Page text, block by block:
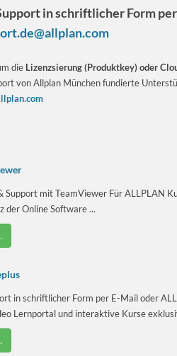
in schriftlicher Form
die Lizenzsierung (Produktkey) oder
von Allplan München fundierte
Support mit TeamViewer Für ALLPLAN
der Online Software ...
in schriftlicher Form per E-Mail oder
Lernportal und interaktive Kurse